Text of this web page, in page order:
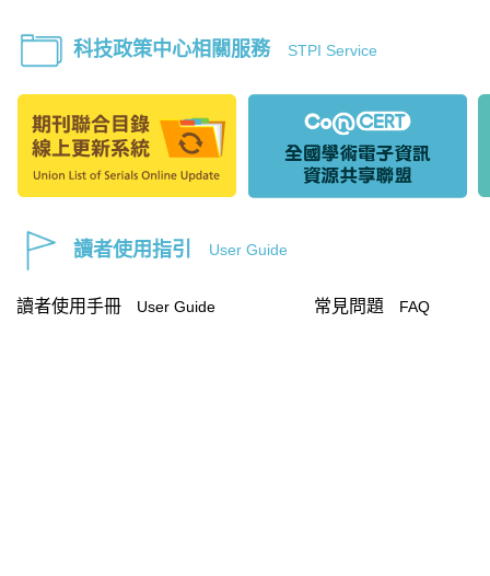
科技政策中心相關服務 STPI Service
讀者使用指引 User Guide
讀者使用手冊 User Guide 常見問題 FAQ